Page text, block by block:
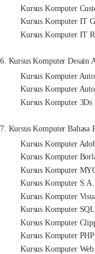
Kursus Komputer
Kursus Komputer IT
Kursus Komputer IT
6. Kursus Komputer Desain
Kursus Komputer
Kursus Komputer
Kursus Komputer
7. Kursus Komputer Bahasa
Kursus Komputer
Kursus Komputer
Kursus Komputer
Kursus Komputer
Kursus Komputer
Kursus Komputer
Kursus Komputer
Kursus Komputer PHP
Kursus Komputer Web